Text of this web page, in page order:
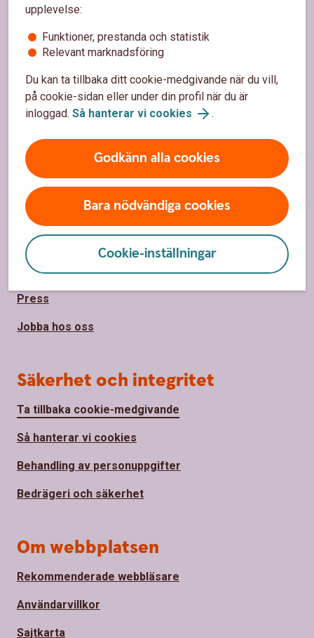
upplevelse:
Funktioner, prestanda och statistik
Relevant marknadsföring
Du kan ta tillbaka ditt cookie-medgivande när du vill,
på cookie-sidan eller under din profil när du är
inloggad. Så hanterar vi cookies .
Godkänn alla cookies
Bara nödvändiga cookies
Cookie-inställningar
Sidfot
Hitta snabbt
Kontakta oss
Spärrhjälp
Priser, räntor och kurser för privatpersoner
Om Sparbanken Eken
Om Sparbanken Eken
Hållbarhet
Samhällsengagemang
Press
Jobba hos oss
Säkerhet och integritet
Ta tillbaka cookie-medgivande
Så hanterar vi cookies
Behandling av personuppgifter
Bedrägeri och säkerhet
Om webbplatsen
Rekommenderade webbläsare
Användarvillkor
Sajtkarta